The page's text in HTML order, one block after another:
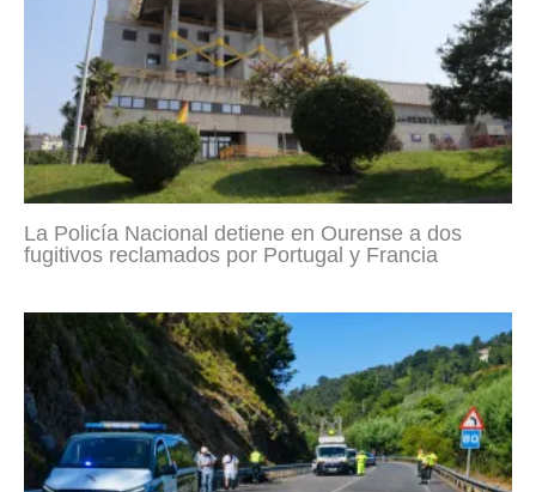
La Policía Nacional detiene en Ourense a dos
fugitivos reclamados por Portugal y Francia